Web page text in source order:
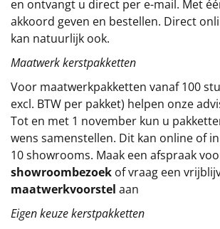
Cadeaubon
Per stuk
Alle overige
en ontvangt u direct per e-mail. Met
akkoord geven en bestellen. Direct
kan natuurlijk ook.
Maatwerk kerstpakketten
Voor maatwerkpakketten vanaf 100
excl. BTW per pakket) helpen onze
Tot en met 1 november kun u
wens samenstellen. Dit kan online of
10 showrooms. Maak een afspraak
showroombezoek of vraag een
maatwerkvoorstel aan
Eigen keuze kerstpakketten